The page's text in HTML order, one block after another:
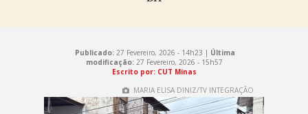
Publicado: 27 Fevereiro, 2026 - 14h23 | Última
modificação:27 Fevereiro, 2026 - 15h57
Escrito por: CUT Minas
MARIA ELISA DINIZ/TV INTEGRAÇÃO